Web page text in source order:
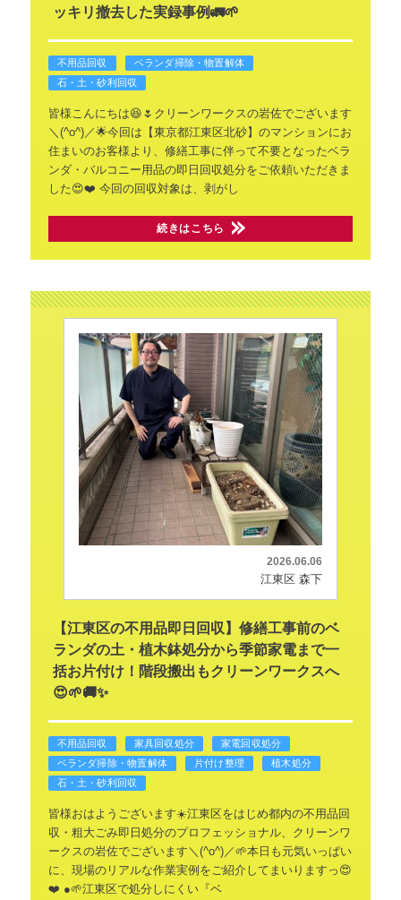
ッキリ撤去した実録事例🚛🌱
不用品回収
ベランダ掃除・物置解体
石・土・砂利回収
皆様こんにちは😆🌷クリーンワークスの岩佐でございます
＼(^o^)／🌟今回は【東京都江東区北砂】のマンションにお
住まいのお客様より、修繕工事に伴って不要となったベラ
ンダ・バルコニー用品の即日回収処分をご依頼いただきま
した😍❤️ 今回の回収対象は、剥がし
続きはこちら
2026.06.06
江東区 森下
【江東区の不用品即日回収】修繕工事前のベ
ランダの土・植木鉢処分から季節家電まで一
括お片付け！階段搬出もクリーンワークスへ
😍🌱🚚✨
不用品回収 家具回収処分
家電回収処分
ベランダ掃除・物置解体
片付け整理
植木処分
石・土・砂利回収
皆様おはようございます☀️江東区をはじめ都内の不用品回
収・粗大ごみ即日処分のプロフェッショナル、クリーンワ
ークスの岩佐でございます＼(^o^)／🌱本日も元気いっぱい
に、現場のリアルな作業実例をご紹介してまいりますっ😍
❤️ ●🌱江東区で処分しにくい『ベ